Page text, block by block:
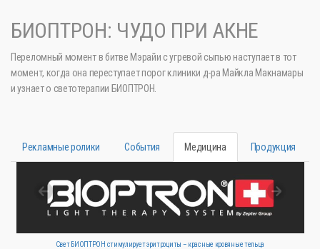
БИОПТРОН: ЧУДО ПРИ АКНЕ
Переломный момент в битве Мэрайи с угревой сыпью наступает в тот
момент, когда она переступает порог клиники д-ра Майкла Макнамары
и узнает о светотерапии БИОПТРОН.
Рекламные ролики События Медицина Продукция
Свет БИОПТРОН стимулирует эритроциты – красные кровяные тельца